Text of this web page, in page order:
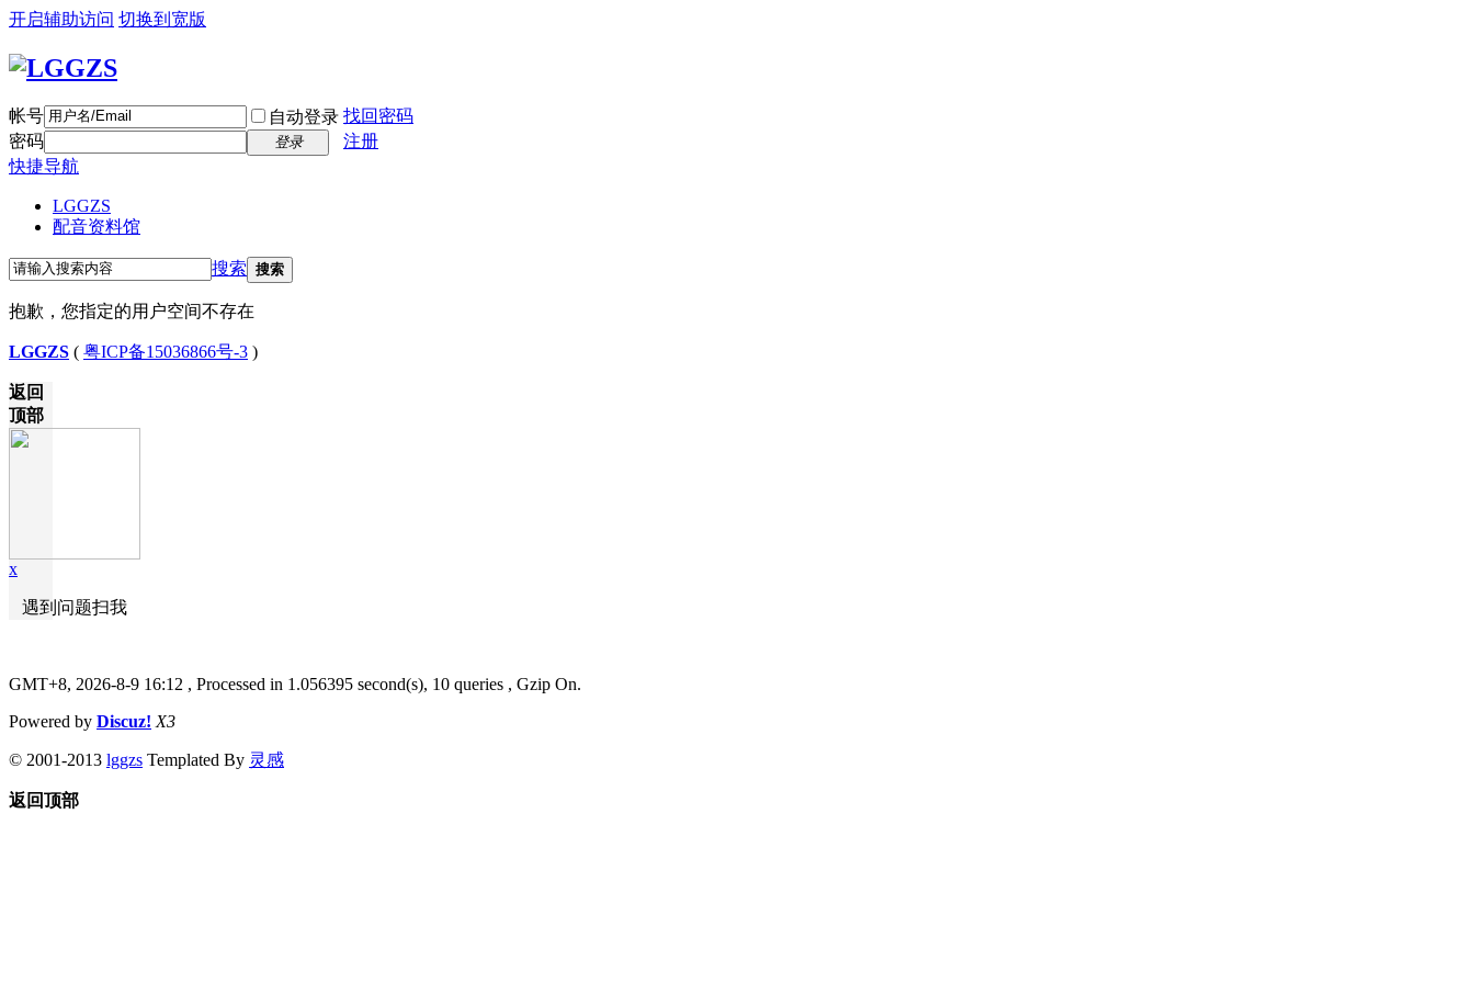
开启辅助访问 切换到宽版
帐号 自动登录 找回密码
密码
登录
注册
快捷导航
LGGZS
配音资料馆
搜索 搜索
抱歉，您指定的用户空间不存在
LGGZS ( 粤ICP备15036866号-3 )
返回
顶部
x
遇到问题扫我
GMT+8, 2026-8-9 16:12 , Processed in 1.056395 second(s), 10 queries , Gzip On.
Powered by Discuz! X3
© 2001-2013 lggzs Templated By 灵感
返回顶部